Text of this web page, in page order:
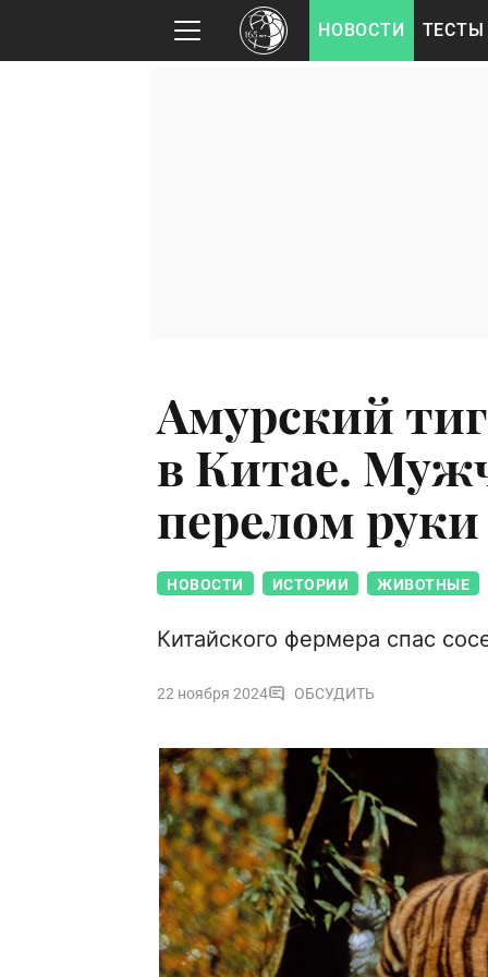
НОВОСТИ ТЕСТЫ
Амурский
в Китае.
перелом руки
НОВОСТИ ИСТОРИИ ЖИВОТНЫЕ
Китайского фермера спас
22 ноября 2024 ОБСУДИТЬ